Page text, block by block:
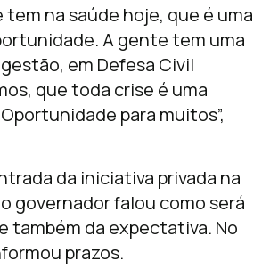
tem na saúde hoje, que é uma
A gente tem uma
em Defesa Civil
que toda crise é uma
para muitos”,
da iniciativa privada na
governador falou como será
também da expectativa. No
prazos.